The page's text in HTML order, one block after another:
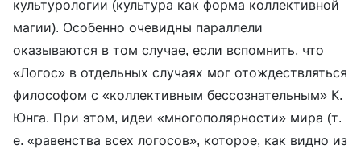
культурологии (культура как форма коллективной
магии). Особенно очевидны параллели
оказываются в том случае, если вспомнить, что
«Логос» в отдельных случаях мог отождествляться
философом с «коллективным бессознательным» К.
Юнга. При этом, идеи «многополярности» мира (т.
е. «равенства всех логосов», которое, как видно из